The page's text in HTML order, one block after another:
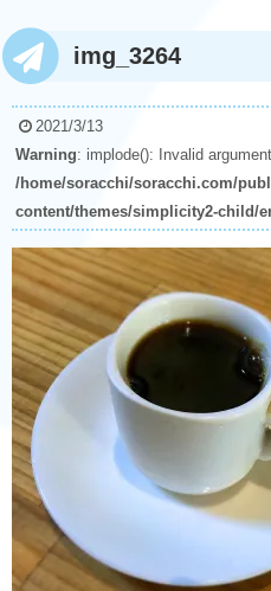
img_3264
2021/3/13
Warning: implode(): Invalid
/home/soracchi/soracchi.com/
content/themes/simplicity2-child/